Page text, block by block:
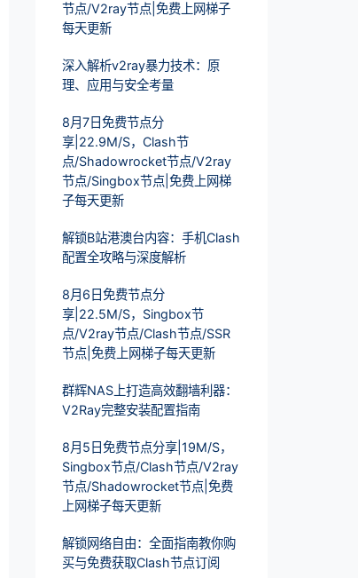
节点/V2ray节点|免费上网梯子
每天更新
深入解析v2ray暴力技术：原
理、应用与安全考量
8月7日免费节点分
享|22.9M/S，Clash节
点/Shadowrocket节点/V2ray
节点/Singbox节点|免费上网梯
子每天更新
解锁B站港澳台内容：手机Clash
配置全攻略与深度解析
8月6日免费节点分
享|22.5M/S，Singbox节
点/V2ray节点/Clash节点/SSR
节点|免费上网梯子每天更新
群辉NAS上打造高效翻墙利器：
V2Ray完整安装配置指南
8月5日免费节点分享|19M/S，
Singbox节点/Clash节点/V2ray
节点/Shadowrocket节点|免费
上网梯子每天更新
解锁网络自由：全面指南教你购
买与免费获取Clash节点订阅